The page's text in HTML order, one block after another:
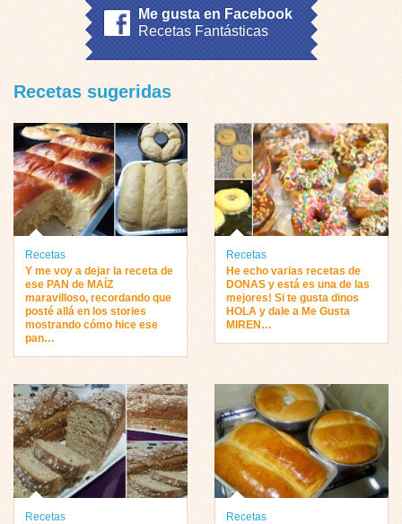
Me gusta en Facebook
Recetas Fantásticas
Recetas sugeridas
Recetas
Y me voy a dejar la receta de
ese PAN de MAÍZ
maravilloso, recordando que
posté allá en los stories
mostrando cómo hice ese
pan…
Recetas
He echo varias recetas de
DONAS y está es una de las
mejores! Si te gusta dinos
HOLA y dale a Me Gusta
MIREN…
Recetas
Recetas